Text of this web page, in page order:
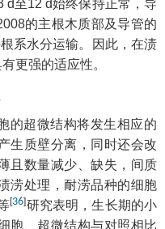
d至12 d始终保持正常，导
的主根木质部及导管的
系水分运输。因此，在渍
更强的适应性。
的超微结构将发生相应的
生质壁分离，同时还会改
且数量减少、缺失，间质
涝处理，耐涝品种的细胞
[36]研究表明，生长期的小
胞、超微结构与对照相比